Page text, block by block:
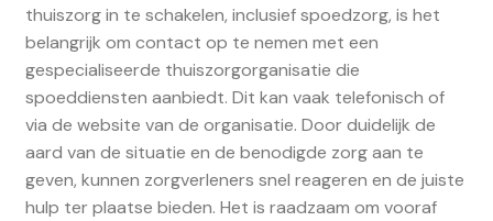
thuiszorg in te schakelen, inclusief spoedzorg, is het
belangrijk om contact op te nemen met een
gespecialiseerde thuiszorgorganisatie die
spoeddiensten aanbiedt. Dit kan vaak telefonisch of
via de website van de organisatie. Door duidelijk de
aard van de situatie en de benodigde zorg aan te
geven, kunnen zorgverleners snel reageren en de juiste
hulp ter plaatse bieden. Het is raadzaam om vooraf